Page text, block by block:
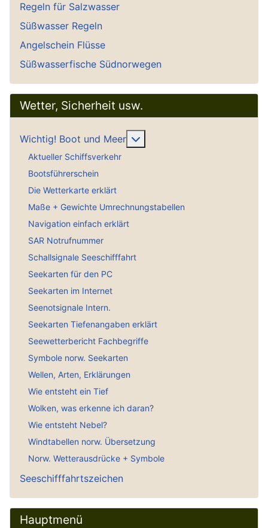
Regeln für Salzwasser
Süßwasser Regeln
Angelschein Flüsse
Süßwasserfische Südnorwegen
Wetter, Sicherheit usw.
Wichtig! Boot und Meer
Aktueller Schiffsverkehr
Bootsführerschein
Die Wetterkarte erklärt
Maße + Gewichte Umrechnungstabellen
Navigation einfach erklärt
SAR Notrufnummer
Schallsignale Seeschifffahrt
Seekarten für den PC
Seekarten im Internet
Seenotsignale Intern.
Seekarten Tiefenangaben erklärt
Seewetterbericht Fachbegriffe
Symbole norw. Seekarten
Wellen, Arten, Erklärungen
Wie entsteht ein Tief
Wolken, was erkenne ich daran?
Wie entsteht Nebel?
Windtabellen norw. Übersetzung
Norw. Wetterausdrücke + Symbole
Seeschifffahrtszeichen
Hauptmenü